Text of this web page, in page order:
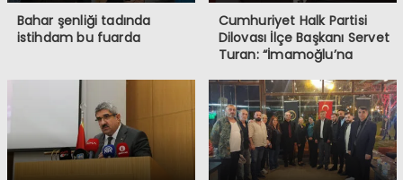
Bahar şenliği tadında
istihdam bu fuarda
Cumhuriyet Halk Partisi
Dilovası İlçe Başkanı Servet
Turan: “İmamoğlu’na
Halkın İradesine
Müdahaledir”